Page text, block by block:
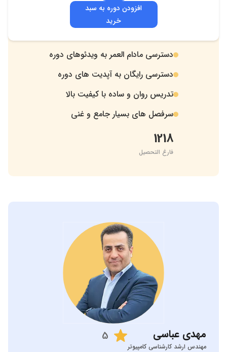
افزودن دوره به سبد
خرید
. دسترسی مادام العمر به ویدئوهای دوره
. دسترسی رایگان به آپدیت های دوره
. تدریس روان و ساده با کیفیت بالا
. سرفصل های بسیار جامع و غنی
1218
فارغ التحصیل
مهدی عباسی
مهندس ارشد کارشناسی کامپیوتر
5